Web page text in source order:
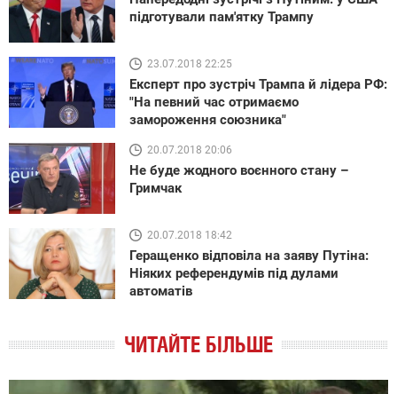
підготували пам'ятку Трампу
23.07.2018 22:25
Експерт про зустріч Трампа й лідера РФ:
"На певний час отримаємо
замороження союзника"
20.07.2018 20:06
Не буде жодного воєнного стану –
Гримчак
20.07.2018 18:42
Геращенко відповіла на заяву Путіна:
Ніяких референдумів під дулами
автоматів
ЧИТАЙТЕ БІЛЬШЕ